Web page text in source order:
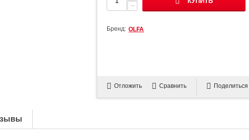
−
Бренд: OLFA
Отложить Сравнить Поделиться